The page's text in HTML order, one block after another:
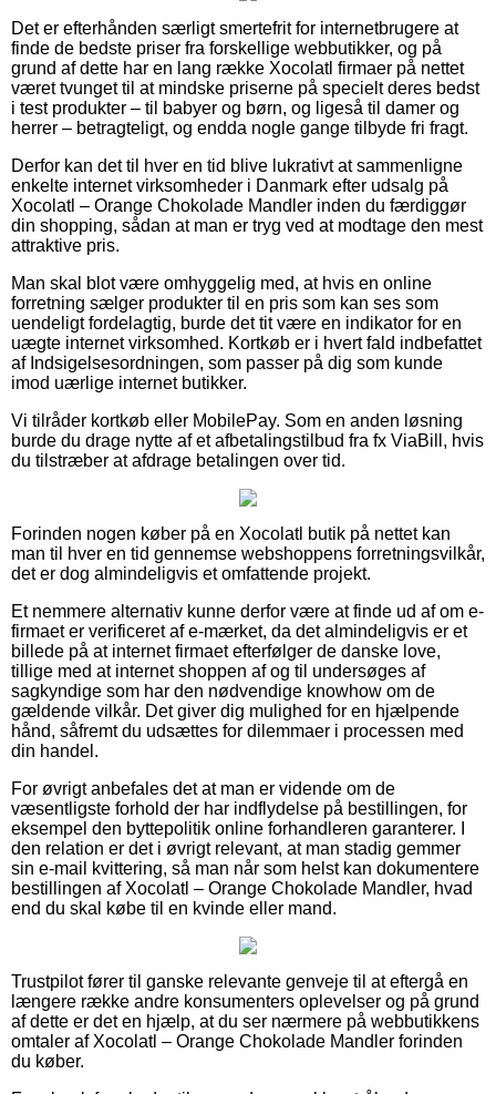
Det er efterhånden særligt smertefrit for internetbrugere at
finde de bedste priser fra forskellige webbutikker, og på
grund af dette har en lang række Xocolatl firmaer på nettet
været tvunget til at mindske priserne på specielt deres bedst
i test produkter – til babyer og børn, og ligeså til damer og
herrer – betragteligt, og endda nogle gange tilbyde fri fragt.
Derfor kan det til hver en tid blive lukrativt at sammenligne
enkelte internet virksomheder i Danmark efter udsalg på
Xocolatl – Orange Chokolade Mandler inden du færdiggør
din shopping, sådan at man er tryg ved at modtage den mest
attraktive pris.
Man skal blot være omhyggelig med, at hvis en online
forretning sælger produkter til en pris som kan ses som
uendeligt fordelagtig, burde det tit være en indikator for en
uægte internet virksomhed. Kortkøb er i hvert fald indbefattet
af Indsigelsesordningen, som passer på dig som kunde
imod uærlige internet butikker.
Vi tilråder kortkøb eller MobilePay. Som en anden løsning
burde du drage nytte af et afbetalingstilbud fra fx ViaBill, hvis
du tilstræber at afdrage betalingen over tid.
Forinden nogen køber på en Xocolatl butik på nettet kan
man til hver en tid gennemse webshoppens forretningsvilkår,
det er dog almindeligvis et omfattende projekt.
Et nemmere alternativ kunne derfor være at finde ud af om e-
firmaet er verificeret af e-mærket, da det almindeligvis er et
billede på at internet firmaet efterfølger de danske love,
tillige med at internet shoppen af og til undersøges af
sagkyndige som har den nødvendige knowhow om de
gældende vilkår. Det giver dig mulighed for en hjælpende
hånd, såfremt du udsættes for dilemmaer i processen med
din handel.
For øvrigt anbefales det at man er vidende om de
væsentligste forhold der har indflydelse på bestillingen, for
eksempel den byttepolitik online forhandleren garanterer. I
den relation er det i øvrigt relevant, at man stadig gemmer
sin e-mail kvittering, så man når som helst kan dokumentere
bestillingen af Xocolatl – Orange Chokolade Mandler, hvad
end du skal købe til en kvinde eller mand.
Trustpilot fører til ganske relevante genveje til at eftergå en
længere række andre konsumenters oplevelser og på grund
af dette er det en hjælp, at du ser nærmere på webbutikkens
omtaler af Xocolatl – Orange Chokolade Mandler forinden
du køber.